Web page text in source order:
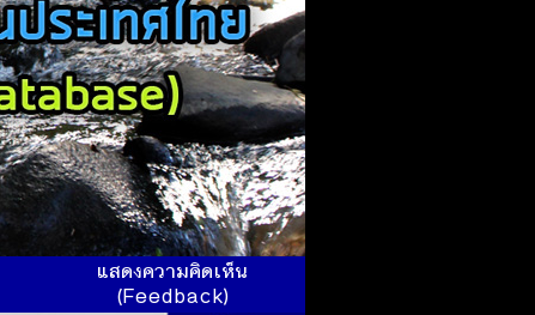
แสดงความคิดเห็น
(Feedback)